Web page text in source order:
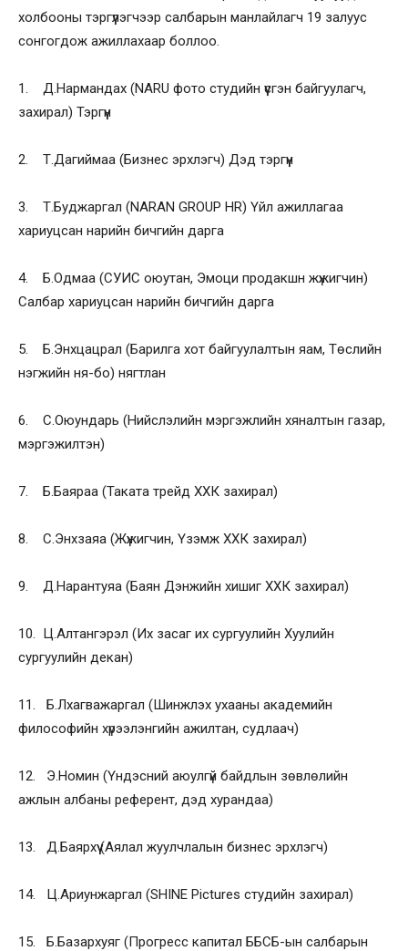
холбооны тэргүүлэгчээр салбарын манлайлагч 19 залуус
сонгогдож ажиллахаар боллоо.
1. Д.Нармандах (NARU фото студийн үүсгэн байгуулагч,
захирал) Тэргүүн
2. Т.Дагиймаа (Бизнес эрхлэгч) Дэд тэргүүн
3. Т.Буджаргал (NARAN GROUP HR) Үйл ажиллагаа
хариуцсан нарийн бичгийн дарга
4. Б.Одмаа (СУИС оюутан, Эмоци продакшн жүжигчин)
Салбар хариуцсан нарийн бичгийн дарга
5. Б.Энхцацрал (Барилга хот байгуулалтын яам, Төслийн
нэгжийн ня-бо) нягтлан
6. С.Оюундарь (Нийслэлийн мэргэжлийн хяналтын газар,
мэргэжилтэн)
7. Б.Баяраа (Таката трейд ХХК захирал)
8. С.Энхзаяа (Жүжигчин, Үзэмж ХХК захирал)
9. Д.Нарантуяа (Баян Дэнжийн хишиг ХХК захирал)
10. Ц.Алтангэрэл (Их засаг их сургуулийн Хуулийн
сургуулийн декан)
11. Б.Лхагважаргал (Шинжлэх ухааны академийн
философийн хүрээлэнгийн ажилтан, судлаач)
12. Э.Номин (Үндэсний аюулгүй байдлын зөвлөлийн
ажлын албаны референт, дэд хурандаа)
13. Д.Баярхүү (Аялал жуулчлалын бизнес эрхлэгч)
14. Ц.Ариунжаргал (SHINE Pictures студийн захирал)
15. Б.Базархуяг (Прогресс капитал ББСБ-ын салбарын